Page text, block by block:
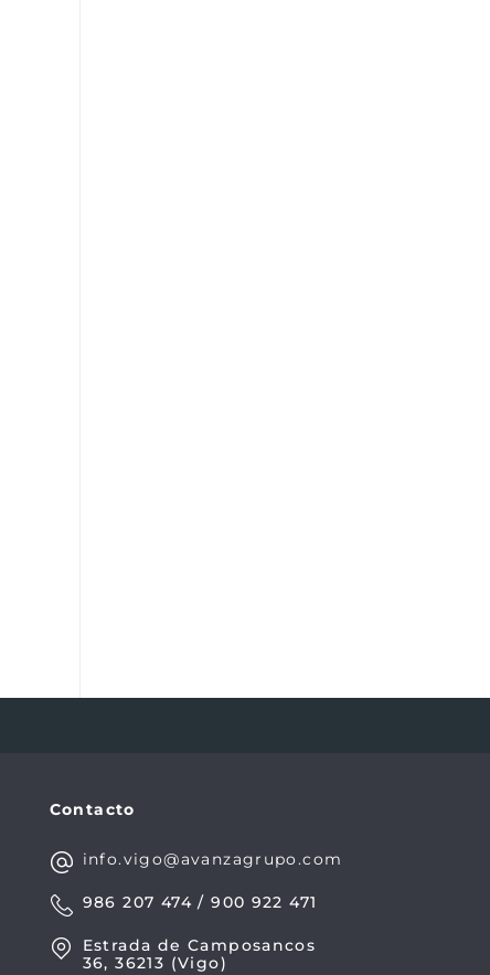
Contacto
info.vigo@avanzagrupo.com
986 207 474 / 900 922 471
Estrada de Camposancos
36, 36213 (Vigo)